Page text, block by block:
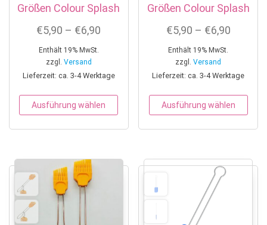
Größen Colour Splash
€5,90 – €6,90 Preisspanne: €5,90 bis €6,90
Enthält 19% MwSt.
zzgl. Versand
Lieferzeit: ca. 3-4 Werktage
Ausführung wählen
Dieses Produkt weist mehrere
Größen Colour Splash
€5,90 – €6,90
Enthält 19% MwSt.
zzgl.Versand
Lieferzeit: ca. 3-4 Werktage
Ausführung wählen